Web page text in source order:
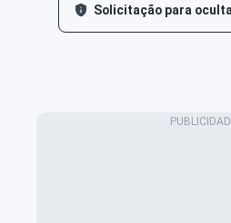
Solicitação para